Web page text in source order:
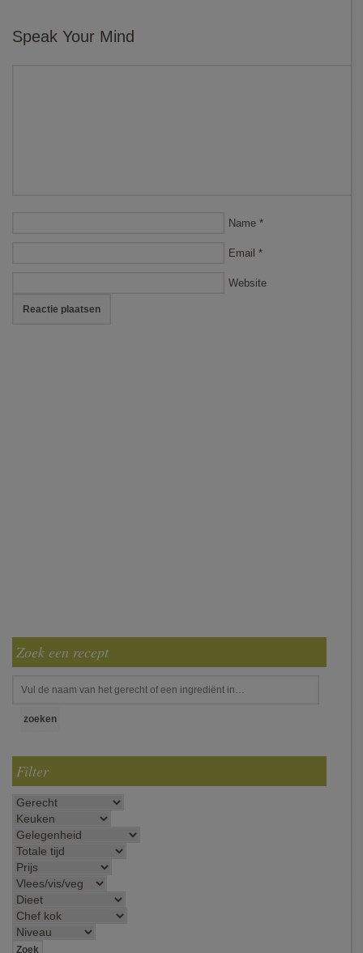
Speak Your Mind
Name *
Email *
Website
Zoek een recept
Filter